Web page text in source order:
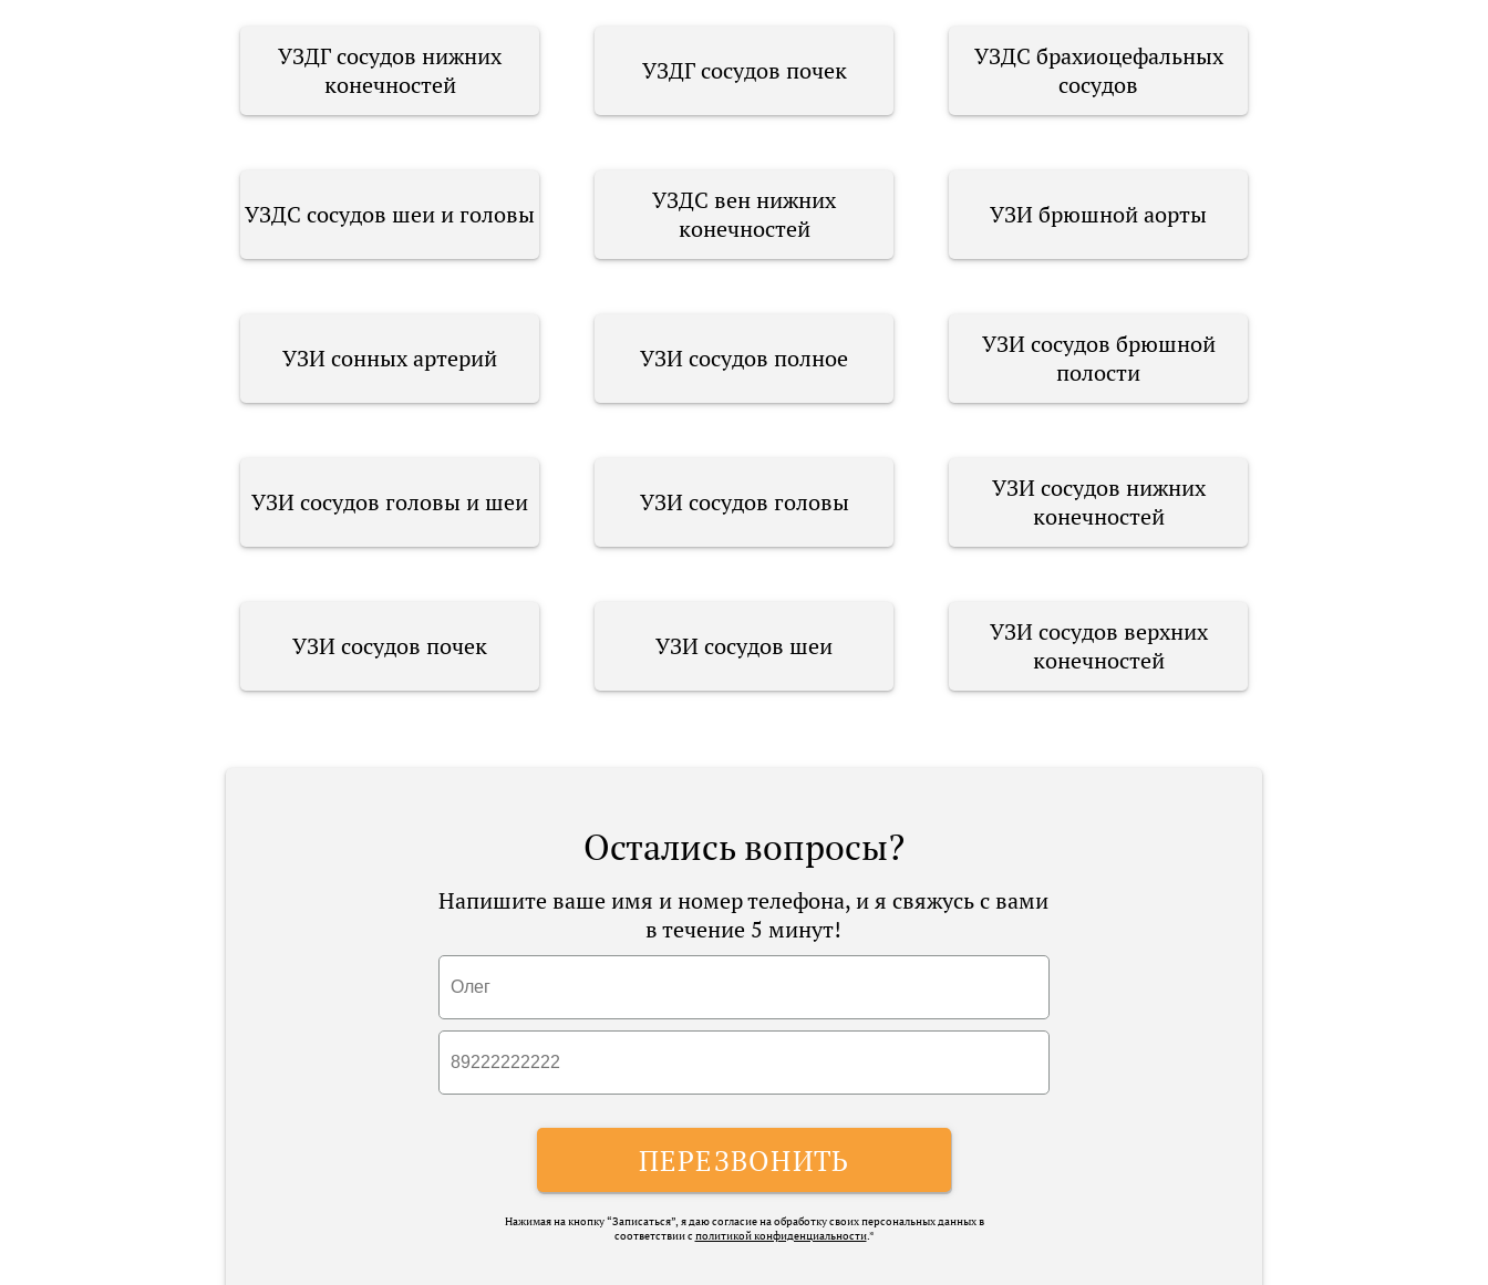
УЗДГ сосудов нижних
конечностей
УЗДГ сосудов почек
УЗДС брахиоцефальных
сосудов
УЗДС сосудов шеи и головы
УЗДС вен нижних
конечностей
УЗИ брюшной аорты
УЗИ сонных артерий УЗИ сосудов полное
УЗИ сосудов брюшной
полости
УЗИ сосудов головы и шеи УЗИ сосудов головы
УЗИ сосудов нижних
конечностей
УЗИ сосудов почек УЗИ сосудов шеи
УЗИ сосудов верхних
конечностей
Остались вопросы?
Напишите ваше имя и номер телефона, и я свяжусь с вами
в течение 5 минут!
ПЕРЕЗВОНИТЬ
Нажимая на кнопку “Записаться”, я даю согласие на обработку своих персональных данных в
соответствии сполитикой конфиденциальности.*